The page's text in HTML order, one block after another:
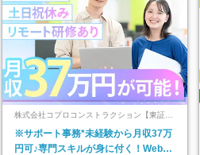
株式会社コプロコンストラクション【東証プ
ライム上場コプロ・ホールディングス子会
社】
※サポート事務*未経験から月収37万
円可♪専門スキルが身に付く！Web面